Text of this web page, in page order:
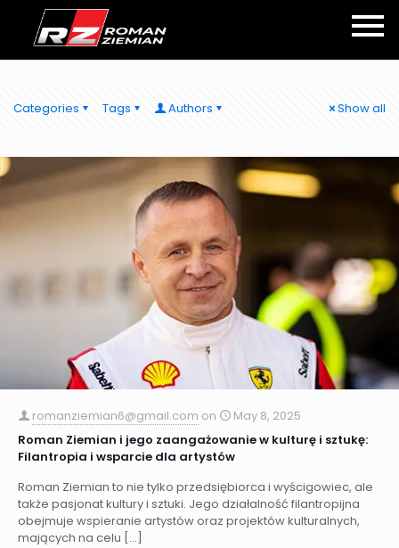
Categories Tags Authors Show all
romanziemian6@gmail.com on
May 8, 2025
Roman Ziemian i jego zaangażowanie w kulturę i sztukę:
Filantropia i wsparcie dla artystów
Roman Ziemian to nie tylko przedsiębiorca i wyścigowiec, ale
także pasjonat kultury i sztuki. Jego działalność filantropijna
obejmuje wspieranie artystów oraz projektów kulturalnych,
mających na celu […]